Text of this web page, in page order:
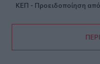
ΚΕΠ - Προειδοποίηση